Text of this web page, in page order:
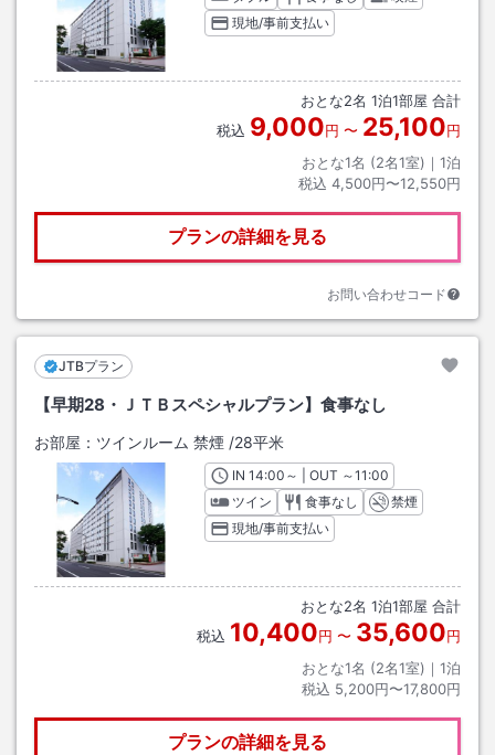
現地/事前支払い
おとな2名 1泊1部屋 合計
税込 9,000円 〜 25,100円
おとな1名 (2名1室)｜ 1泊
税込 4,500円〜12,550円
プランの詳細を見る
お問い合わせコード
JTBプラン
【早期28・ＪＴＢスペシャルプラン】食事なし
お部屋： ツインルーム 禁煙 /28平米
INチェックイン
14:00 ～ | OUT チェックアウト
～11:00
ツイン
食事なし
禁煙
現地/事前支払い
おとな2名 1泊1部屋 合計
税込 10,400円 〜 35,600円
おとな1名 (2名1室)｜ 1泊
税込 5,200円〜17,800円
プランの詳細を見る